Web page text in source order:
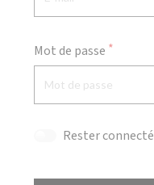
Mot de passe
Rester connecté